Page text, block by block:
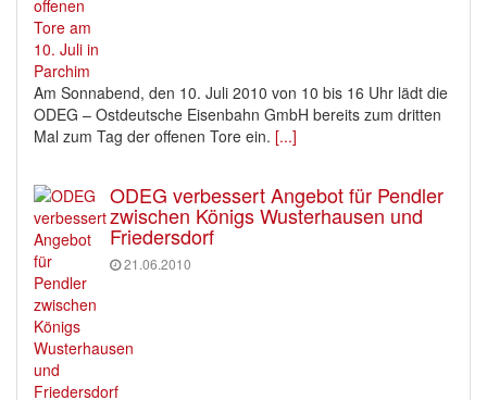
Am Sonnabend, den 10. Juli 2010 von 10 bis 16 Uhr lädt die
ODEG – Ostdeutsche Eisenbahn GmbH bereits zum dritten
Mal zum Tag der offenen Tore ein. [...]
ODEG verbessert Angebot für Pendler
zwischen Königs Wusterhausen und
Friedersdorf
21.06.2010